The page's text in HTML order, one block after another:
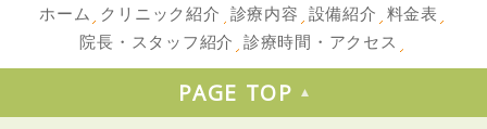
ホーム クリニック紹介 診療内容 設備紹介 料金表
院長・スタッフ紹介 診療時間・アクセス
PAGE TOP